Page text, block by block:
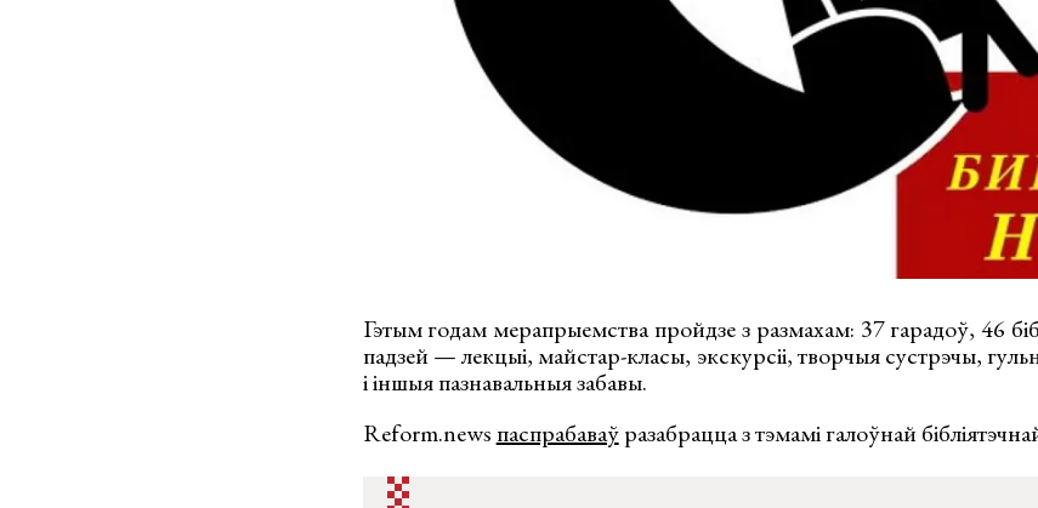
Гэтым годам мерапрыемства пройдзе з размахам: 37 гарадоў, 46
падзей — лекцыі, майстар-класы, экскурсіі, творчыя сустрэчы,
і іншыя пазнавальныя забавы.
Reform.news паспрабаваўразабрацца з тэмамі галоўнай